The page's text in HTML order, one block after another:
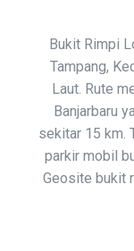
Bukit Rimpi
Tampang,
Laut. Rute
Banjarbaru
sekitar 15 km.
parkir mobil
Geosite bukit